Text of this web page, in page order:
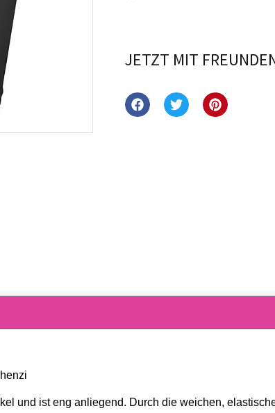
JETZT MIT
und ist eng anliegend. Durch die weichen,